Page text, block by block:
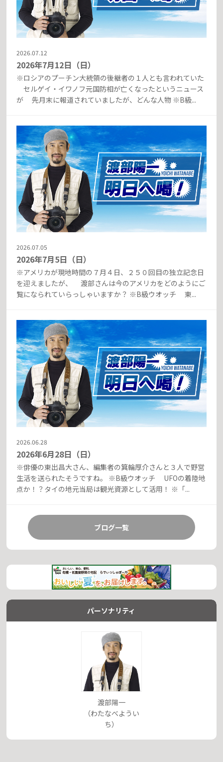
2026.07.12
2026年7月12日（日）
※ロシアのプーチン大統領の後継者の１人とも言われていた
セルゲイ・イワノフ元国防相が亡くなったというニュース
が 先月末に報道されていましたが、どんな人物 ※B級...
2026.07.05
2026年7月5日（日）
※アメリカが現地時間の７月４日、２５０回目の独立記念日
を迎えましたが、 渡部さんは今のアメリカをどのようにご
覧になられていらっしゃいますか？ ※B級ウオッチ 東...
2026.06.28
2026年6月28日（日）
※俳優の東出昌大さん、編集者の箕輪厚介さんと３人で野営
生活を送られたそうですね。 ※B級ウオッチ UFOの着陸地
点か！？タイの地元当局は観光資源として活用！ ※「...
ブログ一覧
パーソナリティ
渡部陽一
（わたなべようい
ち）